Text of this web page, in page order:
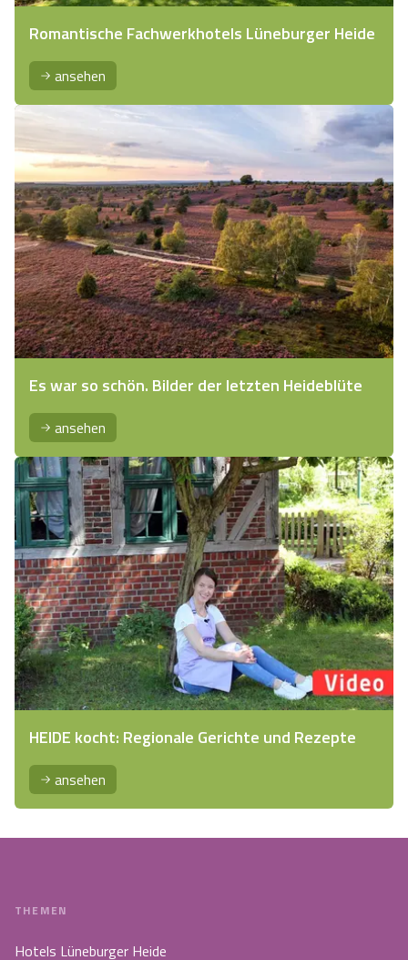
Romantische Fachwerkhotels Lüneburger Heide
ansehen
Es war so schön. Bilder der letzten Heideblüte
ansehen
HEIDE kocht: Regionale Gerichte und Rezepte
ansehen
THEMEN
Hotels Lüneburger Heide